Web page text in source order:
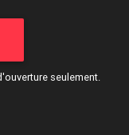
seulement.